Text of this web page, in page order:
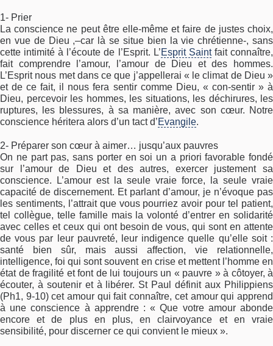
1- Prier
La conscience ne peut être elle-même et faire de justes choix,
en vue de Dieu ,–car là se situe bien la vie chrétienne-, sans
cette intimité à l’écoute de l’Esprit. L’Esprit Saintfait connaître,
fait comprendre l’amour, l’amour de Dieu et des hommes.
L’Esprit nous met dans ce que j’appellerai « le climat de Dieu »
et de ce fait, il nous fera sentir comme Dieu, « con-sentir » à
Dieu, percevoir les hommes, les situations, les déchirures, les
ruptures, les blessures, à sa manière, avec son cœur. Notre
conscience héritera alors d’un tact d’Evangile.
2- Préparer son cœur à aimer… jusqu’aux pauvres
On ne part pas, sans porter en soi un a priori favorable fondé
sur l’amour de Dieu et des autres, exercer justement sa
conscience. L’amour est la seule vraie force, la seule vraie
capacité de discernement. Et parlant d’amour, je n’évoque pas
les sentiments, l’attrait que vous pourriez avoir pour tel patient,
tel collègue, telle famille mais la volonté d’entrer en solidarité
avec celles et ceux qui ont besoin de vous, qui sont en attente
de vous par leur pauvreté, leur indigence quelle qu’elle soit :
santé bien sûr, mais aussi affection, vie relationnelle,
intelligence, foi qui sont souvent en crise et mettent l’homme en
état de fragilité et font de lui toujours un « pauvre » à côtoyer, à
écouter, à soutenir et à libérer. St Paul définit aux Philippiens
(Ph1, 9-10) cet amour qui fait connaître, cet amour qui apprend
à une conscience à apprendre : « Que votre amour abonde
encore et de plus en plus, en clairvoyance et en vraie
sensibilité, pour discerner ce qui convient le mieux ».